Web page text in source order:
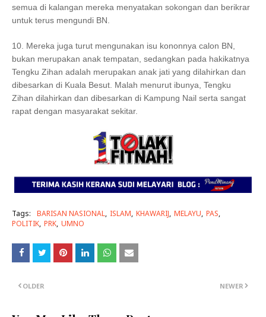
semua di kalangan mereka menyatakan sokongan dan berikrar
untuk terus mengundi BN.
10. Mereka juga turut mengunakan isu kononnya calon BN,
bukan merupakan anak tempatan, sedangkan pada hakikatnya
Tengku Zihan adalah merupakan anak jati yang dilahirkan dan
dibesarkan di Kuala Besut. Malah menurut ibunya, Tengku
Zihan dilahirkan dan dibesarkan di Kampung Nail serta sangat
rapat dengan masyarakat sekitar.
Tags: BARISAN NASIONAL ISLAM KHAWARIJ MELAYU PAS
POLITIK PRK UMNO
NEWER
OLDER